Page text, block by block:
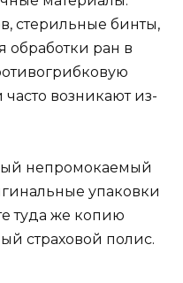
стерильные бинты,
обработки ран в
возникают из-
непромокаемый
упаковки
туда же копию
страховой полис.